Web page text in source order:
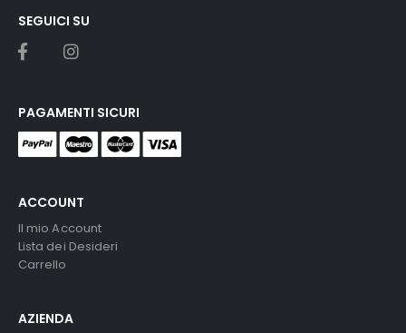
ACCOUNT
Il mio Account
Lista dei Desideri
Carrello
AZIENDA
SEGUICI SU
PAGAMENTI SICURI